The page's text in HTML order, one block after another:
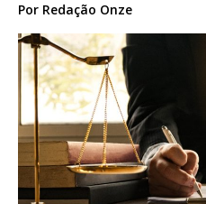
Por Redação Onze